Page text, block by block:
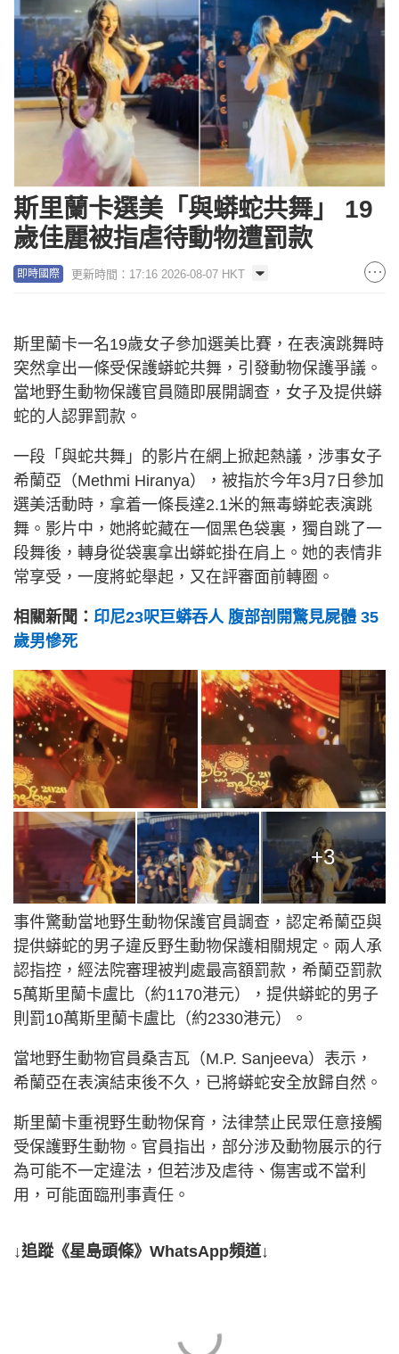
斯里蘭卡選美「與蟒蛇共舞」 19
歲佳麗被指虐待動物遭罰款
即時國際 更新時間：17:16 2026-08-07 HKT
斯里蘭卡一名19歲女子參加選美比賽，在表演跳舞時
突然拿出一條受保護蟒蛇共舞，引發動物保護爭議。
當地野生動物保護官員隨即展開調查，女子及提供蟒
蛇的人認罪罰款。
一段「與蛇共舞」的影片在網上掀起熱議，涉事女子
希蘭亞（Methmi Hiranya），被指於今年3月7日參加
選美活動時，拿着一條長達2.1米的無毒蟒蛇表演跳
舞。影片中，她將蛇藏在一個黑色袋裏，獨自跳了一
段舞後，轉身從袋裏拿出蟒蛇掛在肩上。她的表情非
常享受，一度將蛇舉起，又在評審面前轉圈。
相關新聞： 印尼23呎巨蟒吞人 腹部剖開驚見屍體 35
歲男慘死
+3
事件驚動當地野生動物保護官員調查，認定希蘭亞與
提供蟒蛇的男子違反野生動物保護相關規定。兩人承
認指控，經法院審理被判處最高額罰款，希蘭亞罰款
5萬斯里蘭卡盧比（約1170港元），提供蟒蛇的男子
則罰10萬斯里蘭卡盧比（約2330港元）。
當地野生動物官員桑吉瓦（M.P. Sanjeeva）表示，
希蘭亞在表演結束後不久，已將蟒蛇安全放歸自然。
斯里蘭卡重視野生動物保育，法律禁止民眾任意接觸
受保護野生動物。官員指出，部分涉及動物展示的行
為可能不一定違法，但若涉及虐待、傷害或不當利
用，可能面臨刑事責任。
↓追蹤《星島頭條》WhatsApp頻道↓